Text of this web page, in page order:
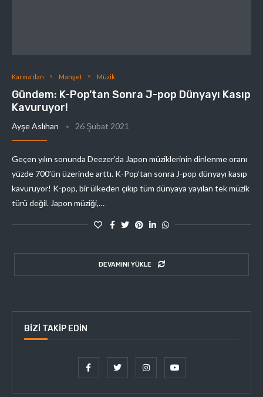
Karma'dan Manşet Müzik
Gündem: K-Pop’tan Sonra J-pop Dünyayı Kasıp
Kavuruyor!
Ayşe Aslıhan 26 Şubat 2021
Geçen yılın sonunda Deezer’da Japon müziklerinin dinlenme oranı
yüzde 700’ün üzerinde arttı. K-Pop’tan sonra J-pop dünyayı kasıp
kavuruyor! K-pop, bir ülkeden çıkıp tüm dünyaya yayılan tek müzik
türü değil. Japon müziği,…
DEVAMINI YÜKLE
BIZI TAKIP EDIN